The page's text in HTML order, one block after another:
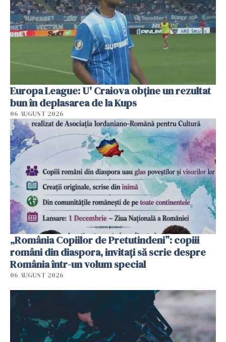
Europa League: U' Craiova obține un rezultat
bun în deplasarea de la Kups
06 AUGUST 2026
„România Copiilor de Pretutindeni”: copiii
români din diaspora, invitați să scrie despre
România într-un volum special
06 AUGUST 2026